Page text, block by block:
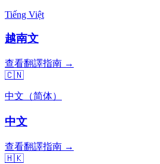
Tiếng Việt
越南文
查看翻譯指南 →
🇨🇳
中文（简体）
中文
查看翻譯指南 →
🇭🇰